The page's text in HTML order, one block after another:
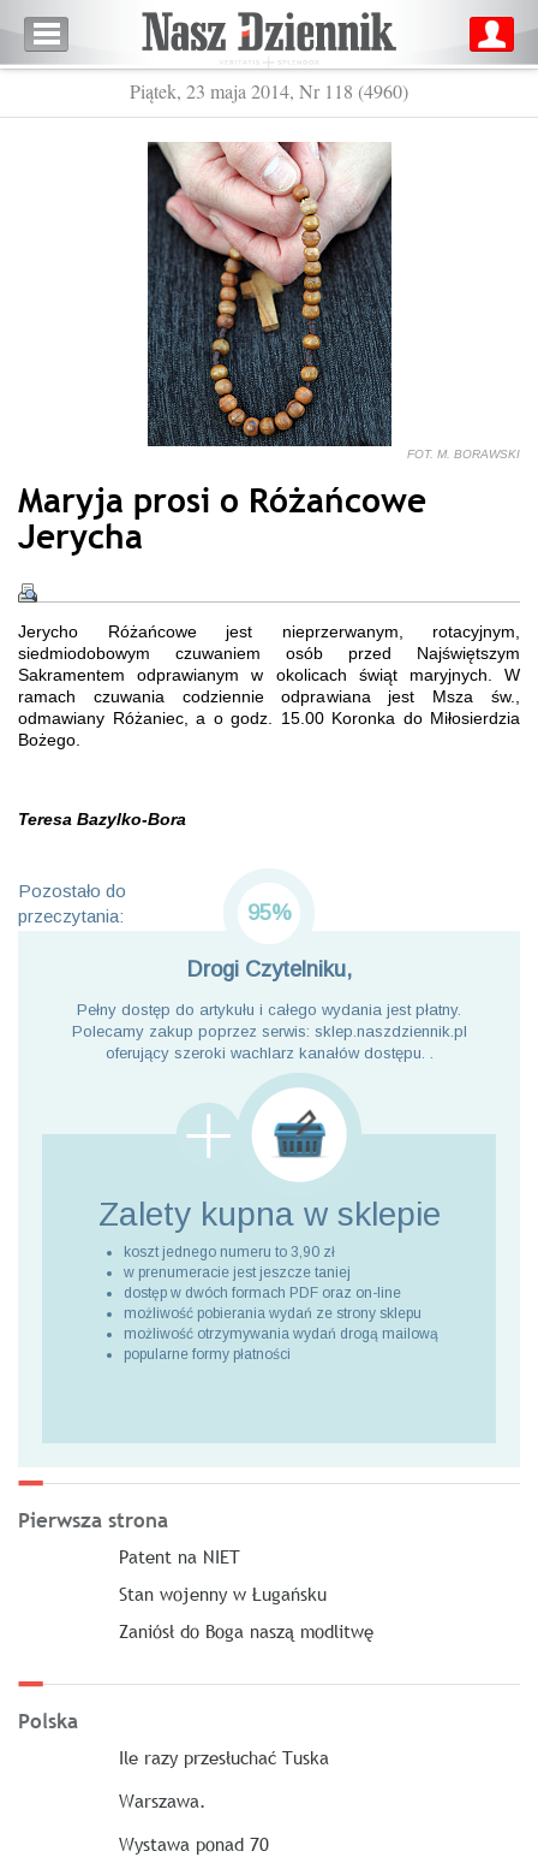
Piątek, 23 maja 2014, Nr 118 (4960)
FOT. M. BORAWSKI
Maryja prosi o Różańcowe
Jerycha
Jerycho Różańcowe jest nieprzerwanym, rotacyjnym,
siedmiodobowym czuwaniem osób przed Najświętszym
Sakramentem odprawianym w okolicach świąt maryjnych. W
ramach czuwania codziennie odprawiana jest Msza św.,
odmawiany Różaniec, a o godz. 15.00 Koronka do Miłosierdzia
Bożego.
Teresa Bazylko-Bora
Pozostało do
przeczytania:
95%
Drogi Czytelniku,
Pełny dostęp do artykułu i całego wydania jest płatny.
Polecamy zakup poprzez serwis: sklep.naszdziennik.pl
oferujący szeroki wachlarz kanałów dostępu. .
Zalety kupna w sklepie
koszt jednego numeru to 3,90 zł
w prenumeracie jest jeszcze taniej
dostęp w dwóch formach PDF oraz on-line
możliwość pobierania wydań ze strony sklepu
możliwość otrzymywania wydań drogą mailową
popularne formy płatności
Pierwsza strona
Patent na NIET
Stan wojenny w Ługańsku
Zaniósł do Boga naszą modlitwę
Polska
Ile razy przesłuchać Tuska
Warszawa.
Wystawa ponad 70